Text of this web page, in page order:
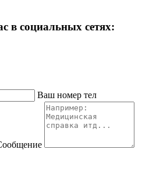
в социальных сетях:
Ваш номер тел